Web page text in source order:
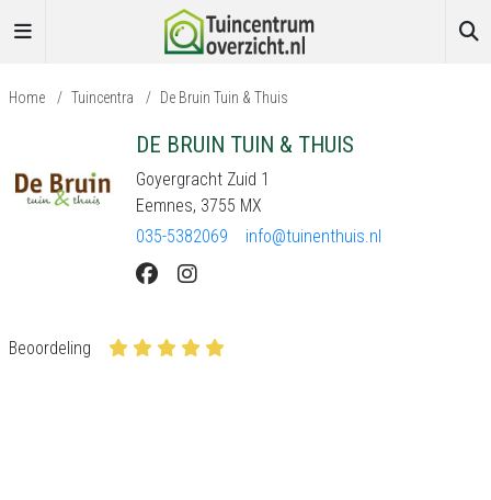
Home / Tuincentra / De Bruin Tuin & Thuis
DE BRUIN TUIN & THUIS
Goyergracht Zuid 1
Eemnes, 3755 MX
035-5382069
info@tuinenthuis.nl
Beoordeling